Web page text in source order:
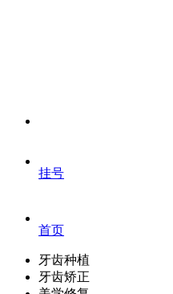
挂号
首页
牙齿种植
牙齿矫正